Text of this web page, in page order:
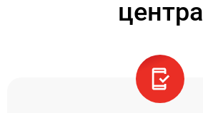
центра